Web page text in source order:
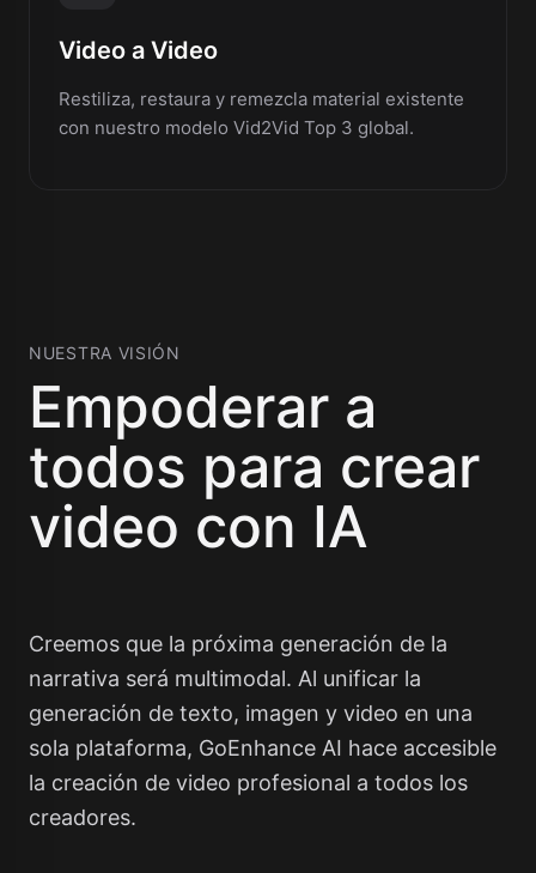
Video a Video
Restiliza, restaura y remezcla material existente
con nuestro modelo Vid2Vid Top 3 global.
NUESTRA VISIÓN
Empoderar a
todos para crear
video con IA
Creemos que la próxima generación de la
narrativa será multimodal. Al unificar la
generación de texto, imagen y video en una
sola plataforma, GoEnhance AI hace accesible
la creación de video profesional a todos los
creadores.